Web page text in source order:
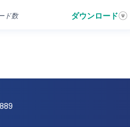
ド数 ダウンロード